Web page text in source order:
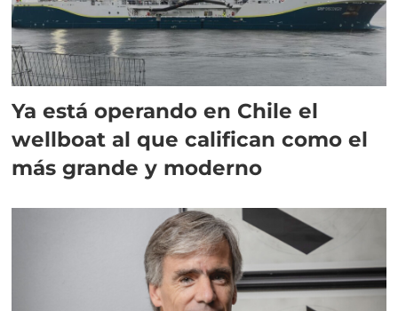
Ya está operando en Chile el
wellboat al que califican como el
más grande y moderno